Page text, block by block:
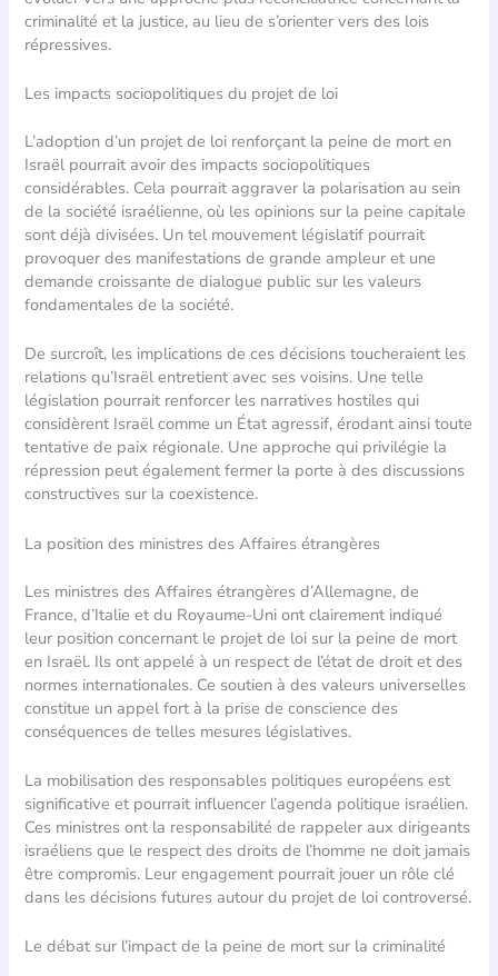
criminalité et la justice, au lieu de s’orienter vers des lois
répressives.
Les impacts sociopolitiques du projet de loi
L’adoption d’un projet de loi renforçant la peine de mort en
Israël pourrait avoir des impacts sociopolitiques
considérables. Cela pourrait aggraver la polarisation au sein
de la société israélienne, où les opinions sur la peine capitale
sont déjà divisées. Un tel mouvement législatif pourrait
provoquer des manifestations de grande ampleur et une
demande croissante de dialogue public sur les valeurs
fondamentales de la société.
De surcroît, les implications de ces décisions toucheraient les
relations qu’Israël entretient avec ses voisins. Une telle
législation pourrait renforcer les narratives hostiles qui
considèrent Israël comme un État agressif, érodant ainsi toute
tentative de paix régionale. Une approche qui privilégie la
répression peut également fermer la porte à des discussions
constructives sur la coexistence.
La position des ministres des Affaires étrangères
Les ministres des Affaires étrangères d’Allemagne, de
France, d’Italie et du Royaume-Uni ont clairement indiqué
leur position concernant le projet de loi sur la peine de mort
en Israël. Ils ont appelé à un respect de l’état de droit et des
normes internationales. Ce soutien à des valeurs universelles
constitue un appel fort à la prise de conscience des
conséquences de telles mesures législatives.
La mobilisation des responsables politiques européens est
significative et pourrait influencer l’agenda politique israélien.
Ces ministres ont la responsabilité de rappeler aux dirigeants
israéliens que le respect des droits de l’homme ne doit jamais
être compromis. Leur engagement pourrait jouer un rôle clé
dans les décisions futures autour du projet de loi controversé.
Le débat sur l’impact de la peine de mort sur la criminalité